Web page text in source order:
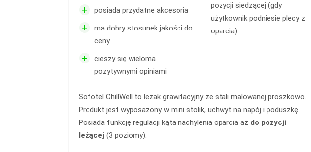
+ posiada przydatne akcesoria
+
ma dobry stosunek jakości do
ceny
+
cieszy się wieloma
pozytywnymi opiniami
pozycji siedzącej (gdy
użytkownik podniesie plecy z
oparcia)
Sofotel ChillWell to leżak grawitacyjny ze stali malowanej proszkowo.
Produkt jest wyposażony w mini stolik, uchwyt na napój i poduszkę.
Posiada funkcję regulacji kąta nachylenia oparcia aż do pozycji
leżącej (3 poziomy).